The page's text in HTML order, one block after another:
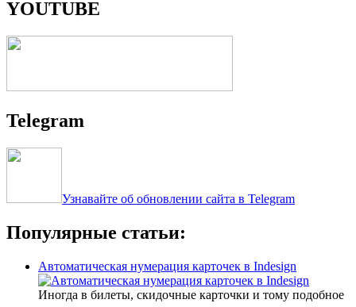
YOUTUBE
Telegram
Узнавайте об обновлении сайта в Telegram
Популярные статьи:
Автоматическая нумерация карточек в Indesign
Иногда в билеты, скидочные карточки и тому подобное